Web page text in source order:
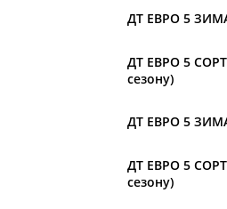
ДТ ЕВРО 5
ДТ ЕВРО 5 СОРТ
сезону)
ДТ ЕВРО 5
ДТ ЕВРО 5 СОРТ
сезону)